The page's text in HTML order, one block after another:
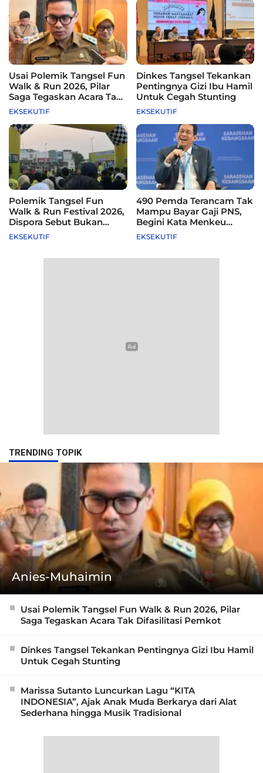
Usai Polemik Tangsel Fun
Walk & Run 2026, Pilar
Saga Tegaskan Acara Tak
Difasilitasi Pemkot
EKSEKUTIF
Dinkes Tangsel Tekankan
Pentingnya Gizi Ibu Hamil
Untuk Cegah Stunting
EKSEKUTIF
Polemik Tangsel Fun
Walk & Run Festival 2026,
Dispora Sebut Bukan
Agenda Pemkot
EKSEKUTIF
490 Pemda Terancam Tak
Mampu Bayar Gaji PNS,
Begini Kata Menkeu
Purbaya
EKSEKUTIF
TRENDING TOPIK
Anies-Muhaimin
Usai Polemik Tangsel Fun Walk & Run 2026, Pilar
Saga Tegaskan Acara Tak Difasilitasi Pemkot
Dinkes Tangsel Tekankan Pentingnya Gizi Ibu Hamil
Untuk Cegah Stunting
Marissa Sutanto Luncurkan Lagu “KITA
INDONESIA”, Ajak Anak Muda Berkarya dari Alat
Sederhana hingga Musik Tradisional